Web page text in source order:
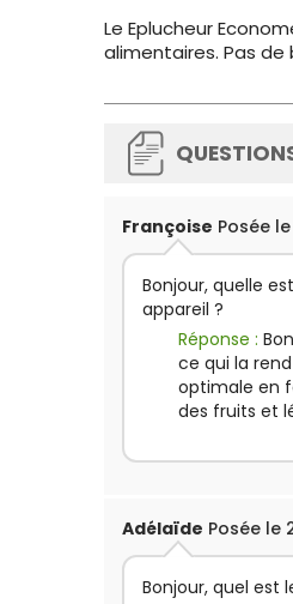
Le Eplucheur
alimentaires. Pas
Françoise Posée
Bonjour, quelle
appareil ?
Réponse :
ce qui la
optimale en
des fruits et
Adélaïde Posée le
Bonjour, quel est